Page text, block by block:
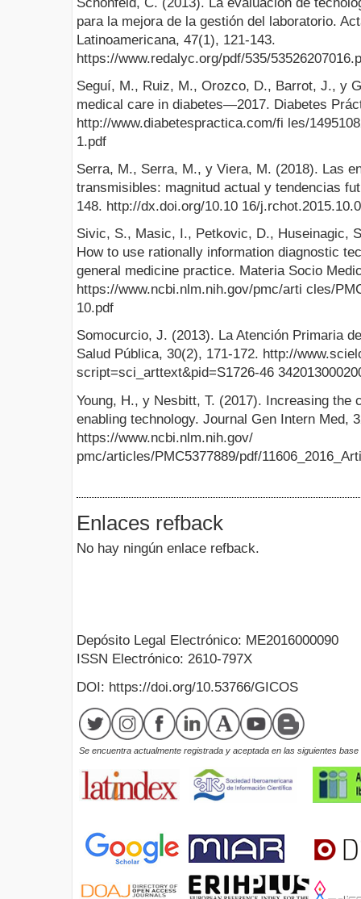
para la mejora de la gestión del laboratorio.
Latinoamericana, 47(1), 121-143.
https://www.redalyc.org/pdf/535/
Seguí, M., Ruiz, M., Orozco, D., Barrot, J., y
medical care in diabetes—2017. Diabetes
http://www.diabetespractica.com/fi les/
1.pdf
Serra, M., Serra, M., y Viera, M. (2018). Las
transmisibles: magnitud actual y tendencias
148. http://dx.doi.org/10.10 16/
Sivic, S., Masic, I., Petkovic, D., Huseinagic,
How to use rationally information diagnostic
general medicine practice. Materia Socio
https://www.ncbi.nlm.nih.gov/pmc/arti cles/
10.pdf
Somocurcio, J. (2013). La Atención Primaria
Salud Pública, 30(2), 171-172. http://
script=sci_arttext&pid=S1726-46
Young, H., y Nesbitt, T. (2017). Increasing the
enabling technology. Journal Gen Intern Med,
https://www.ncbi.nlm.nih.gov/
pmc/articles/PMC5377889/pdf/
Enlaces refback
No hay ningún enlace refback.
Depósito Legal Electrónico: ME2016000090
ISSN Electrónico: 2610-797X
DOI: https://doi.org/10.53766/GICOS
Se encuentra actualmente registrada y aceptada en las siguientes